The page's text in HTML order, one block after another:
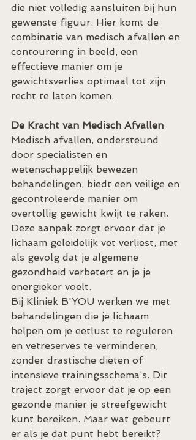
die niet volledig aansluiten bij hun
gewenste figuur. Hier komt de
combinatie van medisch afvallen en
contourering in beeld, een
effectieve manier om je
gewichtsverlies optimaal tot zijn
recht te laten komen.
De Kracht van Medisch Afvallen
Medisch afvallen, ondersteund
door specialisten en
wetenschappelijk bewezen
behandelingen, biedt een veilige en
gecontroleerde manier om
overtollig gewicht kwijt te raken.
Deze aanpak zorgt ervoor dat je
lichaam geleidelijk vet verliest, met
als gevolg dat je algemene
gezondheid verbetert en je je
energieker voelt.
Bij Kliniek B'YOU werken we met
behandelingen die je lichaam
helpen om je eetlust te reguleren
en vetreserves te verminderen,
zonder drastische diëten of
intensieve trainingsschema’s. Dit
traject zorgt ervoor dat je op een
gezonde manier je streefgewicht
kunt bereiken. Maar wat gebeurt
er als je dat punt hebt bereikt?